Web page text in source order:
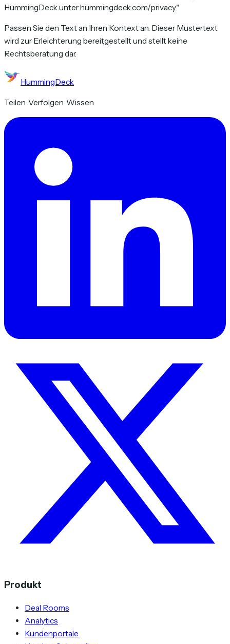
HummingDeck unter hummingdeck.com/privacy."
Passen Sie den Text an Ihren Kontext an. Dieser Mustertext
wird zur Erleichterung bereitgestellt und stellt keine
Rechtsberatung dar.
HummingDeck
Teilen. Verfolgen. Wissen.
Produkt
Deal Rooms
Analytics
Kundenportale